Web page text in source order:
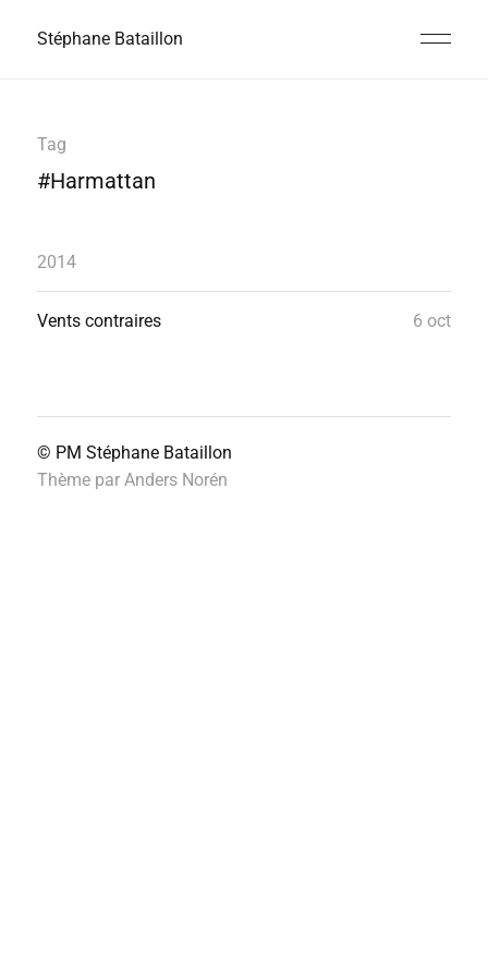
Stéphane Bataillon
Tag
#Harmattan
2014
Vents contraires 6 oct
© PM Stéphane Bataillon
Thème par Anders Norén